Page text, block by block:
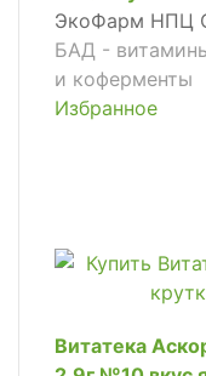
ЭкоФарм НПЦ
БАД -
и коферменты
Избранное
Витатека